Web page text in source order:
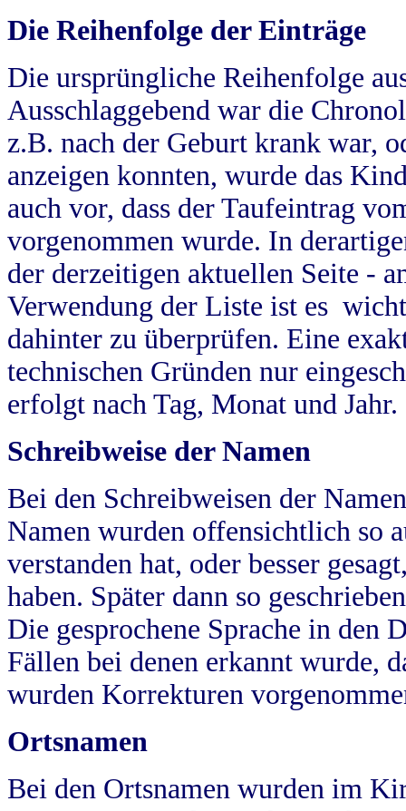
Die Reihenfolge der Einträge
Die ursprüngliche Reihenfolge
Ausschlaggebend war die
z.B. nach der Geburt krank war,
anzeigen konnten, wurde das
auch vor, dass der Taufeintrag
vorgenommen wurde. In
der derzeitigen aktuellen Seite -
Verwendung der Liste ist es
dahinter zu überprüfen. Eine
technischen Gründen nur
erfolgt nach Tag, Monat und Jahr.
Schreibweise der Namen
Bei den Schreibweisen der
Namen wurden offensichtlich so
verstanden hat, oder besser
haben. Später dann so
Die gesprochene Sprache in
Fällen bei denen erkannt wurde,
wurden Korrekturen
Ortsnamen
Bei den Ortsnamen wurden im